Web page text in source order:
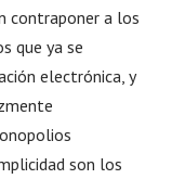
contraponer a los
que ya se
electrónica, y
son los